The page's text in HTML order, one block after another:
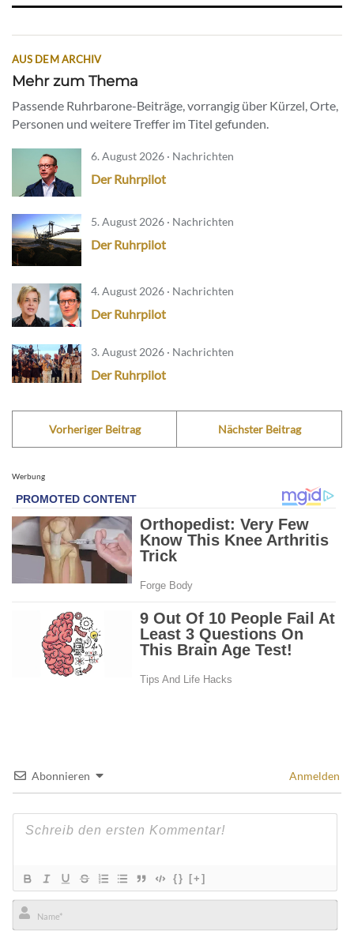
AUS DEM ARCHIV
Mehr zum Thema
Passende Ruhrbarone-Beiträge, vorrangig über Kürzel, Orte,
Personen und weitere Treffer im Titel gefunden.
6. August 2026 · Nachrichten
Der Ruhrpilot
5. August 2026 · Nachrichten
Der Ruhrpilot
4. August 2026 · Nachrichten
Der Ruhrpilot
3. August 2026 · Nachrichten
Der Ruhrpilot
Vorheriger Beitrag Nächster Beitrag
Werbung
Abonnieren Anmelden
{} [+]